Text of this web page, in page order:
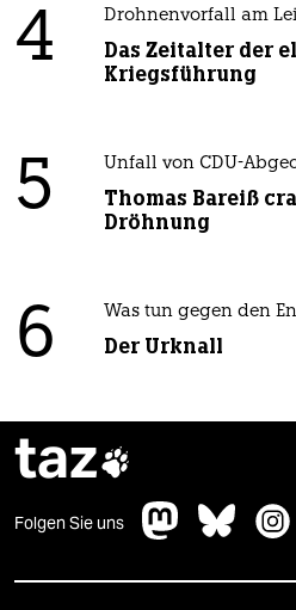
4 Drohnenvorfall am
Das Zeitalter der
Kriegsführung
5 Unfall von CDU-
Thomas Bareiß
Dröhnung
6 Was tun gegen den
Der Urknall
taz
Folgen Sie uns